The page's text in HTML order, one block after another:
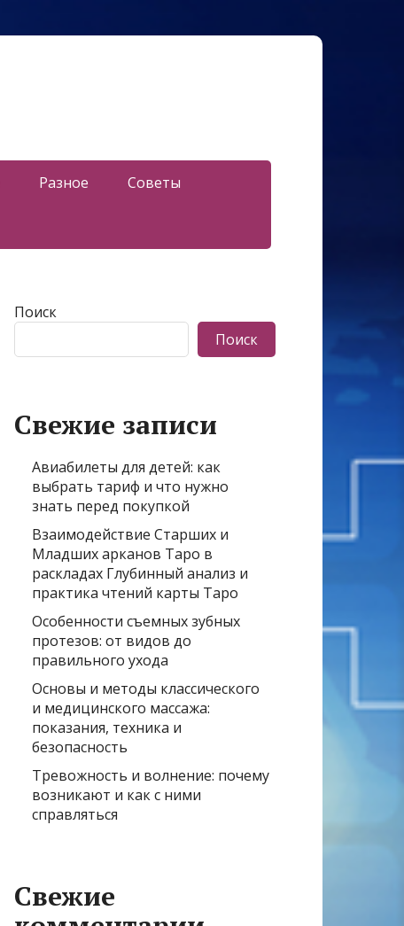
Разное Советы
Поиск
Поиск
Свежие записи
Авиабилеты для детей: как
выбрать тариф и что нужно
знать перед покупкой
Взаимодействие Старших и
Младших арканов Таро в
раскладах Глубинный анализ и
практика чтений карты Таро
Особенности съемных зубных
протезов: от видов до
правильного ухода
Основы и методы классического
и медицинского массажа:
показания, техника и
безопасность
Тревожность и волнение: почему
возникают и как с ними
справляться
Свежие